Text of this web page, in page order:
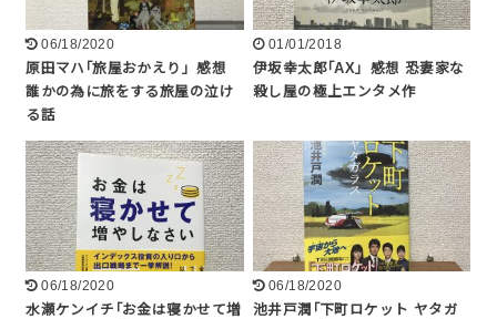
06/18/2020
原田マハ｢旅屋おかえり」感想
誰かの為に旅をする旅屋の泣け
る話
01/01/2018
伊坂幸太郎｢AX」感想 恐妻家な
殺し屋の極上エンタメ作
06/18/2020
水瀬ケンイチ｢お金は寝かせて増
06/18/2020
池井戸潤｢下町ロケット ヤタガ